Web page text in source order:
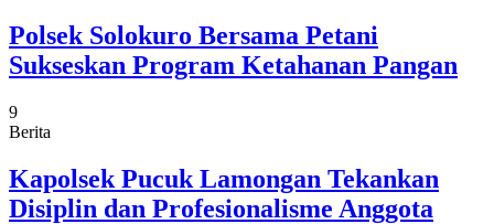
Polsek Solokuro Bersama Petani
Sukseskan Program Ketahanan Pangan
9
Berita
Kapolsek Pucuk Lamongan Tekankan
Disiplin dan Profesionalisme Anggota